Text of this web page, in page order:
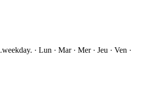
· Lun · Mar · Mer · Jeu · Ven ·